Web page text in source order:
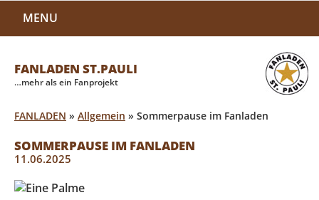
MENU
FANLADEN ST.PAULI
…mehr als ein Fanprojekt
FANLADEN » Allgemein » Sommerpause im Fanladen
SOMMERPAUSE IM FANLADEN
11.06.2025